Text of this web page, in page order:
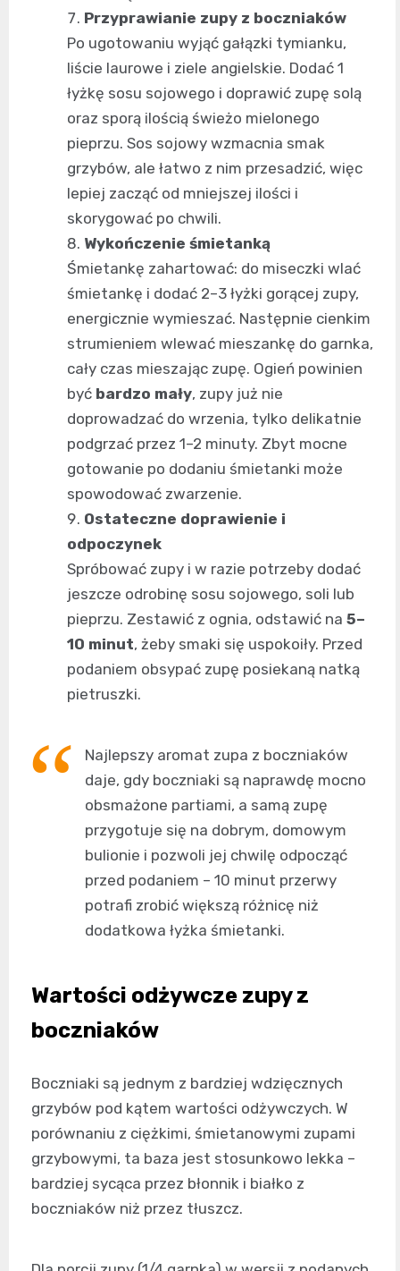
Przyprawianie zupy z boczniaków
Po ugotowaniu wyjąć gałązki tymianku,
liście laurowe i ziele angielskie. Dodać 1
łyżkę sosu sojowego i doprawić zupę solą
oraz sporą ilością świeżo mielonego
pieprzu. Sos sojowy wzmacnia smak
grzybów, ale łatwo z nim przesadzić, więc
lepiej zacząć od mniejszej ilości i
skorygować po chwili.
Wykończenie śmietanką
Śmietankę zahartować: do miseczki wlać
śmietankę i dodać 2–3 łyżki gorącej zupy,
energicznie wymieszać. Następnie cienkim
strumieniem wlewać mieszankę do garnka,
cały czas mieszając zupę. Ogień powinien
być bardzo mały, zupy już nie
doprowadzać do wrzenia, tylko delikatnie
podgrzać przez 1–2 minuty. Zbyt mocne
gotowanie po dodaniu śmietanki może
spowodować zwarzenie.
Ostateczne doprawienie i
odpoczynek
Spróbować zupy i w razie potrzeby dodać
jeszcze odrobinę sosu sojowego, soli lub
pieprzu. Zestawić z ognia, odstawić na 5–
10 minut, żeby smaki się uspokoiły. Przed
podaniem obsypać zupę posiekaną natką
pietruszki.
Najlepszy aromat zupa z boczniaków
daje, gdy boczniaki są naprawdę mocno
obsmażone partiami, a samą zupę
przygotuje się na dobrym, domowym
bulionie i pozwoli jej chwilę odpocząć
przed podaniem – 10 minut przerwy
potrafi zrobić większą różnicę niż
dodatkowa łyżka śmietanki.
Wartości odżywcze zupy z
boczniaków
Boczniaki są jednym z bardziej wdzięcznych
grzybów pod kątem wartości odżywczych. W
porównaniu z ciężkimi, śmietanowymi zupami
grzybowymi, ta baza jest stosunkowo lekka –
bardziej sycąca przez błonnik i białko z
boczniaków niż przez tłuszcz.